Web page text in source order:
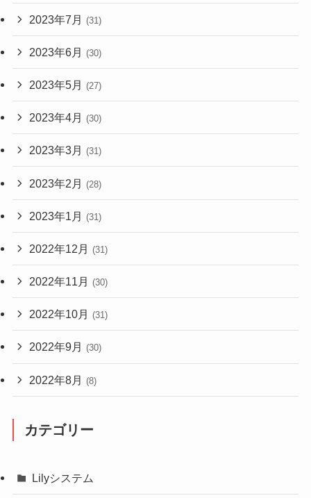
2023年7月 (31)
2023年6月 (30)
2023年5月 (27)
2023年4月 (30)
2023年3月 (31)
2023年2月 (28)
2023年1月 (31)
2022年12月 (31)
2022年11月 (30)
2022年10月 (31)
2022年9月 (30)
2022年8月 (8)
カテゴリー
Lilyシステム